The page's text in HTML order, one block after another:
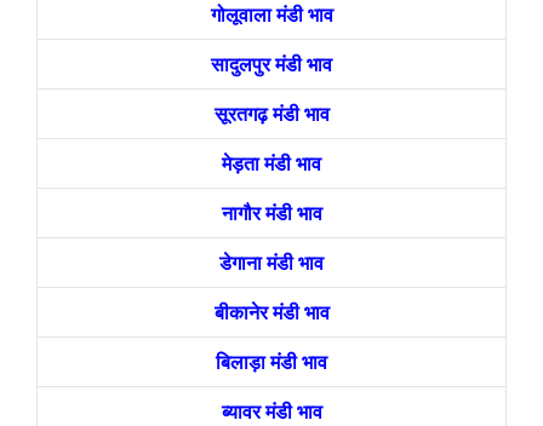
गोलूवाला मंडी भाव
सादुलपुर मंडी भाव
सूरतगढ़ मंडी भाव
मेड़ता मंडी भाव
नागौर मंडी भाव
डेगाना मंडी भाव
बीकानेर मंडी भाव
बिलाड़ा मंडी भाव
ब्यावर मंडी भाव